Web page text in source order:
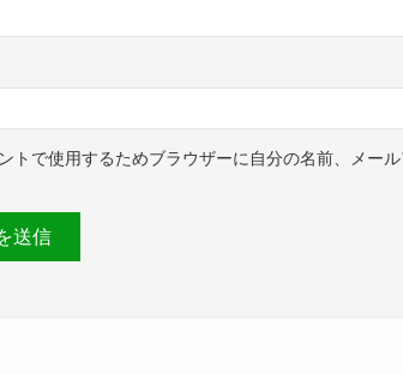
トで使用するためブラウザーに自分の名前、メール